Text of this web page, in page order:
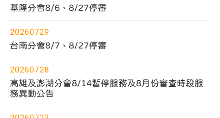
基隆分會8/6、8/27停審
20260729
台南分會8/7、8/27停審
20260728
高雄及澎湖分會8/14暫停服務及8月份審查時段服
務異動公告